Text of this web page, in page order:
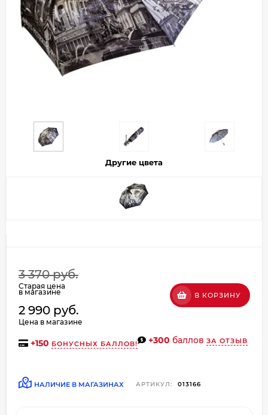
Другие цвета
3 370 руб.
Старая цена
в магазине
2 990 руб.
Цена в магазине
В КОРЗИНУ
+150 БОНУСНЫХ БАЛЛОВ! +300 баллов ЗА ОТЗЫВ
НАЛИЧИЕ В МАГАЗИНАХ АРТИКУЛ: 013166
Добавляйте товары
в корзину
Оплачивайте сегодня только
Получайте товар
выбранный способом
с вашей карты
каждые 2 недели
Подробнее
об оплате Плайтом
2 недели
Остались вопросы?